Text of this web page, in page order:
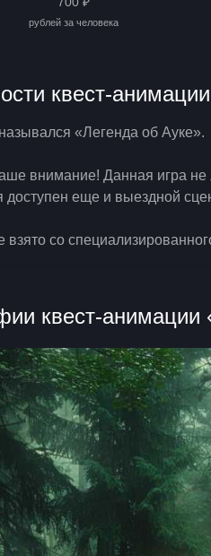
рублей за человека
квест-анимации
«Легенда об Ауке».
внимание! Данная игра не
доступен еще и выездной
взято со
квест-анимации